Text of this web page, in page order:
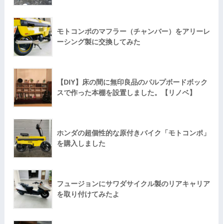
モトコンポのマフラー（チャンバー）をアリーレ
ーシング製に交換してみた
【DIY】床の間に無印良品のパルプボードボック
スで作った本棚を設置しました。【リノベ】
ホンダの超個性的な原付きバイク「モトコンポ」
を購入しました
フュージョンにサワダサイクル製のリアキャリア
を取り付けてみたよ